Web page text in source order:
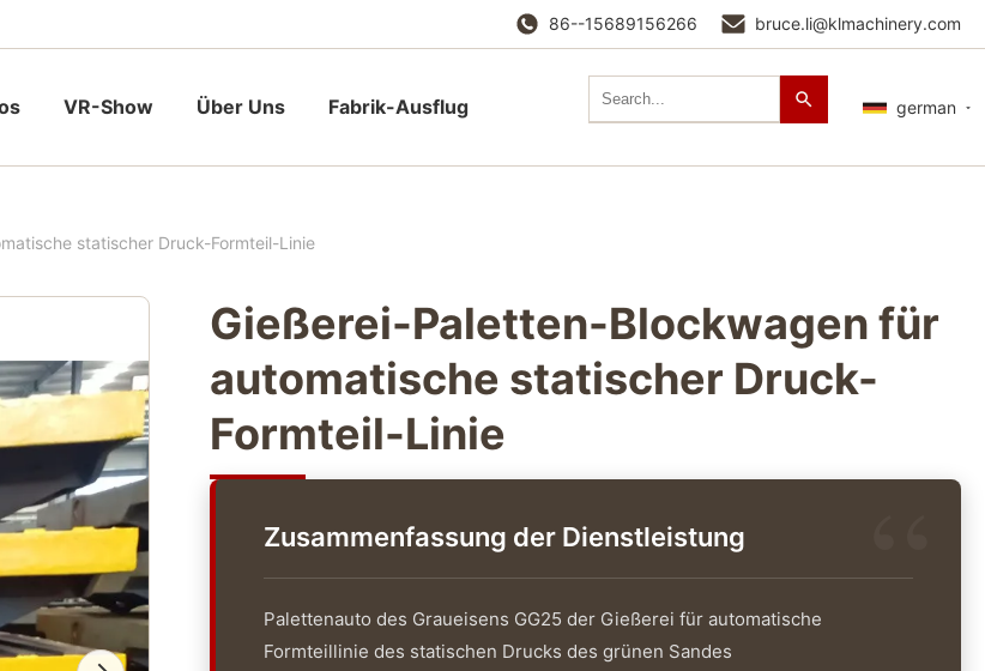
86--15689156266 bruce.li@klmachinery.com
VR-Show Über Uns Fabrik-Ausflug german
statischer Druck-Formteil-Linie
Gießerei-Paletten-Blockwagen für
automatische statischer Druck-
Formteil-Linie
Zusammenfassung der Dienstleistung
Palettenauto des Graueisens GG25 der Gießerei für automatische
Formteillinie des statischen Drucks des grünen Sandes